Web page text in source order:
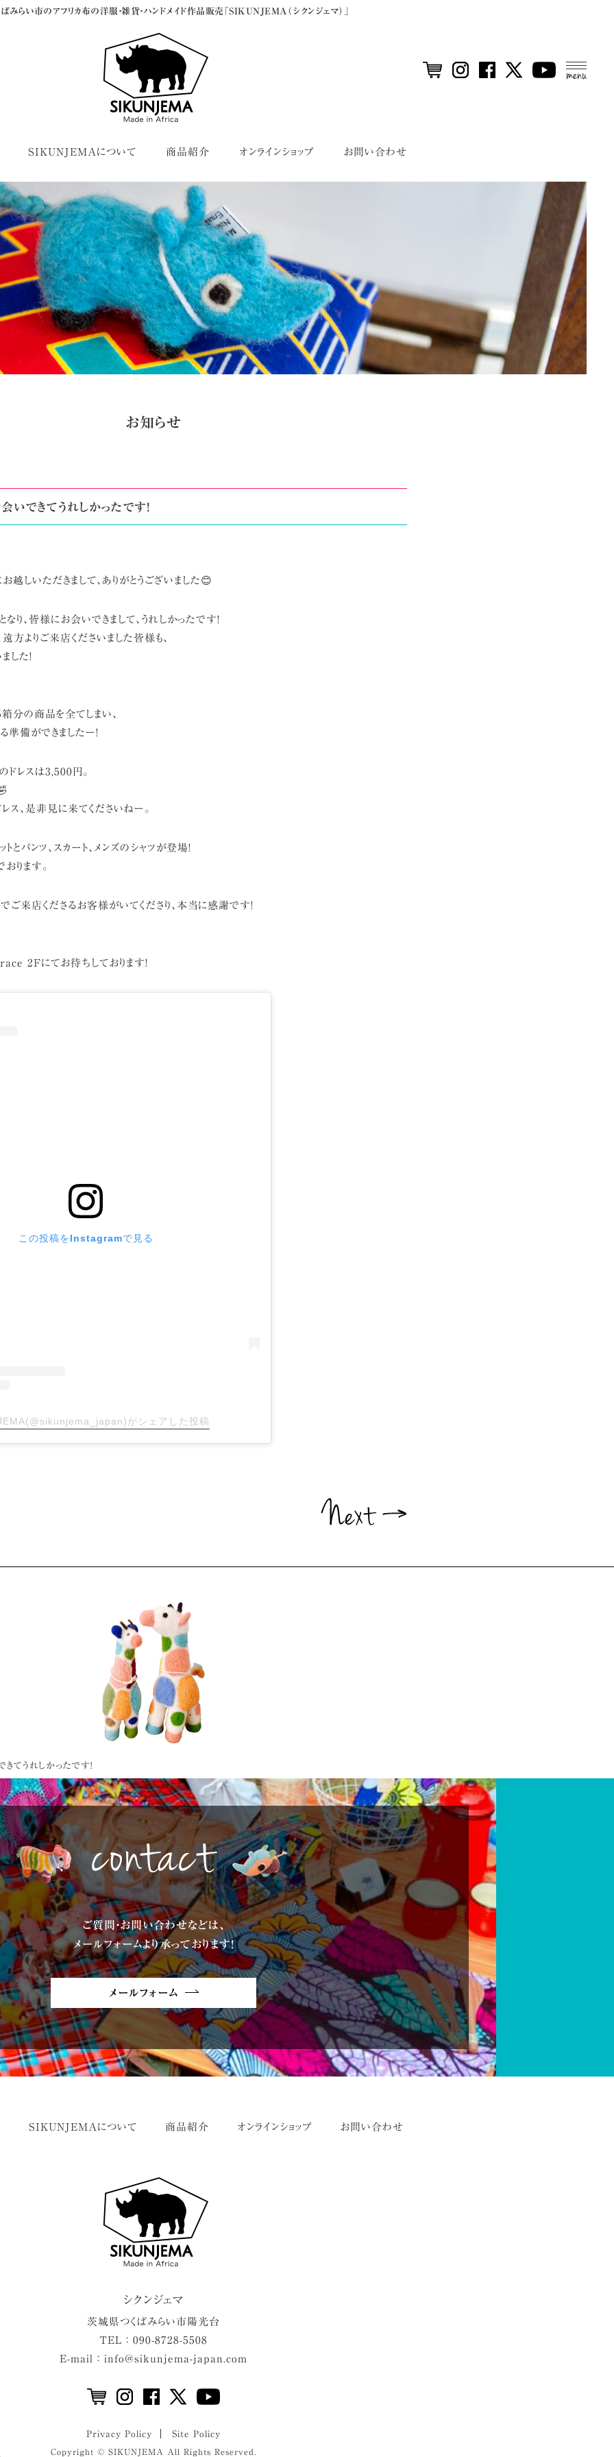
MEN
みらい市のアフリカ布の洋服・雑貨・ハンドメイド作品販売「SIKUNJEMA（シクンジェマ）」
SIKUNJEMAについて 商品紹介 オンラインショップ お問い合わせ
お知らせ
いできてうれしかったです!
しいただきまして、ありがとうございました😊
り、皆様にお会いできまして、うれしかったです!
方よりご来店くださいました皆様も、
した!
箱分の商品を全てしまい、
準備ができましたー!
ドレスは3,500円。
ス、是非見に来てくださいねー。
トとパンツ、スカート、メンズのシャツが登場!
ります。
ご来店くださるお客様がいてくださり、本当に感謝です!
2Fにてお待ちしております!
この投稿をInstagramで見る
がシェアした投稿
きてうれしかったです!
contact
ご質問・お問い合わせなどは、
メールフォームより承っております!
メールフォーム
SIKUNJEMAについて 商品紹介 オンラインショップ お問い合わせ
シクンジェマ
茨城県 つくばみらい市 陽光台
TEL ： 090-8728-5508
E-mail ： info@sikunjema-japan.com
Privacy Policy Site Policy
Copyright © SIKUNJEMA All Rights Reserved.